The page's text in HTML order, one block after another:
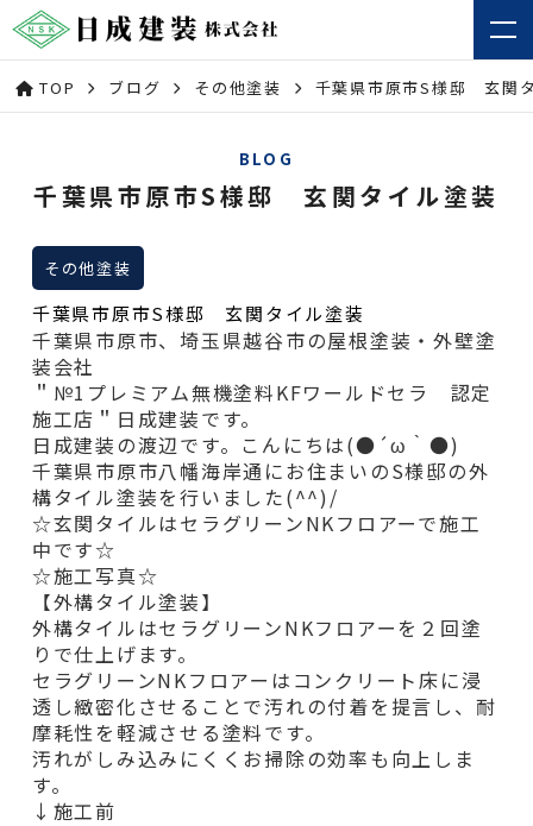
TOP ブログ その他塗装 千葉県市原市S様邸 玄関
BLOG
千葉県市原市S様邸 玄関タイル塗装
その他塗装
千葉県市原市S様邸 玄関タイル塗装
千葉県市原市、埼玉県越谷市の屋根塗装・外壁塗
装会社
＂№1プレミアム無機塗料KFワールドセラ 認定
施工店＂日成建装です。
日成建装の渡辺です。こんにちは(●´ω｀●)
千葉県市原市八幡海岸通にお住まいのS様邸の外
構タイル塗装を行いました(^^)/
☆玄関タイルはセラグリーンNKフロアーで施工
中です☆
☆施工写真☆
【外構タイル塗装】
外構タイルはセラグリーンNKフロアーを２回塗
りで仕上げます。
セラグリーンNKフロアーはコンクリート床に浸
透し緻密化させることで汚れの付着を提言し、耐
摩耗性を軽減させる塗料です。
汚れがしみ込みにくくお掃除の効率も向上しま
す。
↓施工前